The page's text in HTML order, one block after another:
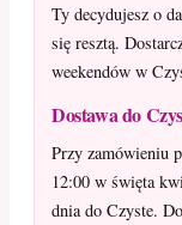
Ty decydujesz o
się resztą.
weekendów w
Dostawa do
Przy zamówieniu
12:00 w święta
dnia do Czyste.